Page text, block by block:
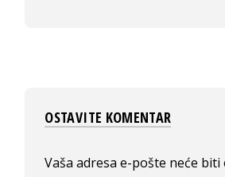
OSTAVITE KOMENTAR
Vaša adresa e-pošte neće biti